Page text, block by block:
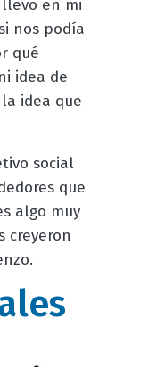
en mi
nos podía
qué
idea de
idea que
social
que
algo muy
creyeron